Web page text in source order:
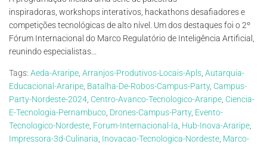
inspiradoras, workshops interativos, hackathons desafiadores e
competições tecnológicas de alto nível. Um dos destaques foi o 2º
Fórum Internacional do Marco Regulatório de Inteligência Artificial,
reunindo especialistas...
Tags: Aeda-Araripe Arranjos-Produtivos-Locais-Apls Autarquia-
Educacional-Araripe Batalha-De-Robos-Campus-Party, Campus-
Party-Nordeste-2024 Centro-Avanco-Tecnologico-Araripe Ciencia-
E-Tecnologia-Pernambuco Drones-Campus-Party, Evento-
Tecnologico-Nordeste Forum-Internacional-Ia Hub-Inova-Araripe
Impressora-3d-Culinaria Inovacao-Tecnologica-Nordeste Marco-